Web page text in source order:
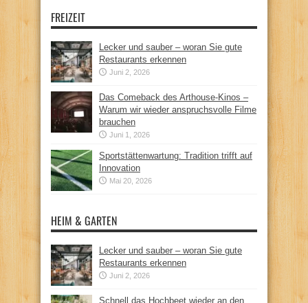
FREIZEIT
Lecker und sauber – woran Sie gute
Restaurants erkennen
Juni 2, 2026
Das Comeback des Arthouse-Kinos –
Warum wir wieder anspruchsvolle Filme
brauchen
Juni 1, 2026
Sportstättenwartung: Tradition trifft auf
Innovation
Mai 20, 2026
HEIM & GARTEN
Lecker und sauber – woran Sie gute
Restaurants erkennen
Juni 2, 2026
Schnell das Hochbeet wieder an den